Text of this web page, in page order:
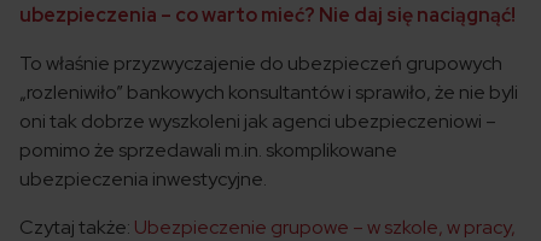
ubezpieczenia – co warto mieć? Nie daj się naciągnąć!
To właśnie przyzwyczajenie do ubezpieczeń grupowych
„rozleniwiło” bankowych konsultantów i sprawiło, że nie byli
oni tak dobrze wyszkoleni jak agenci ubezpieczeniowi –
pomimo że sprzedawali m.in. skomplikowane
ubezpieczenia inwestycyjne.
Czytaj także: Ubezpieczenie grupowe – w szkole, w pracy,